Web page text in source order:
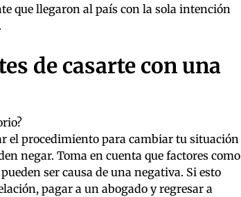
que llegaron al país con la sola intención
de casarte con una
el procedimiento para cambiar tu situación
negar. Toma en cuenta que factores como
ser causa de una negativa. Si esto
pagar a un abogado y regresar a